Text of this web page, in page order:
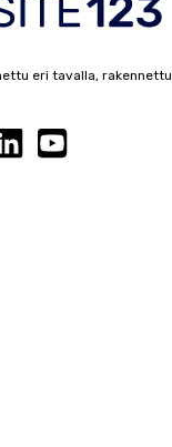
eri tavalla, rakennettu